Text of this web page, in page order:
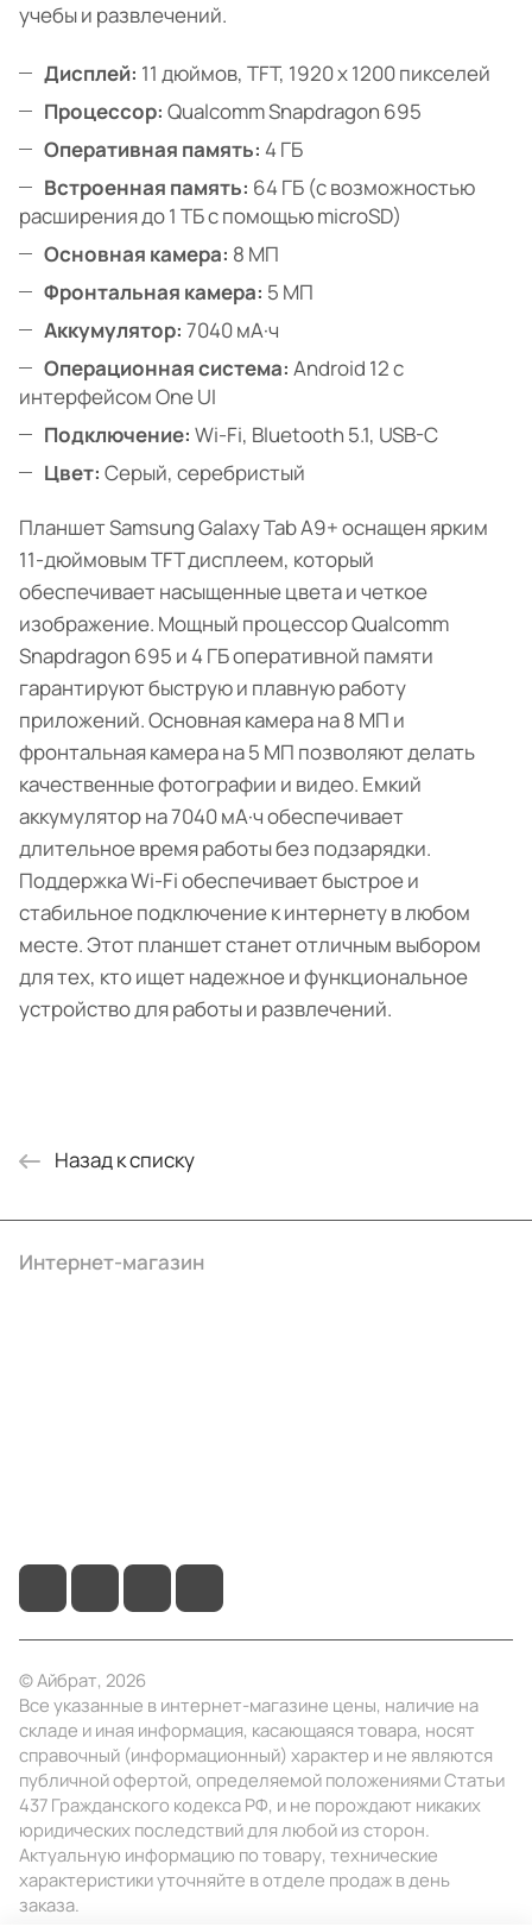
учебы и развлечений.
Дисплей: 11 дюймов, TFT, 1920 x 1200 пикселей
Процессор: Qualcomm Snapdragon 695
Оперативная память: 4 ГБ
Встроенная память: 64 ГБ (с возможностью
расширения до 1 ТБ с помощью microSD)
Основная камера: 8 МП
Фронтальная камера: 5 МП
Аккумулятор: 7040 мА·ч
Операционная система: Android 12 с
интерфейсом One UI
Подключение: Wi-Fi, Bluetooth 5.1, USB-C
Цвет: Серый, серебристый
Планшет Samsung Galaxy Tab A9+ оснащен ярким
11-дюймовым TFT дисплеем, который
обеспечивает насыщенные цвета и четкое
изображение. Мощный процессор Qualcomm
Snapdragon 695 и 4 ГБ оперативной памяти
гарантируют быструю и плавную работу
приложений. Основная камера на 8 МП и
фронтальная камера на 5 МП позволяют делать
качественные фотографии и видео. Емкий
аккумулятор на 7040 мА·ч обеспечивает
длительное время работы без подзарядки.
Поддержка Wi-Fi обеспечивает быстрое и
стабильное подключение к интернету в любом
месте. Этот планшет станет отличным выбором
для тех, кто ищет надежное и функциональное
устройство для работы и развлечений.
Назад к списку
Интернет-магазин
© Айбрат, 2026
Все указанные в интернет-магазине цены, наличие на
складе и иная информация, касающаяся товара, носят
справочный (информационный) характер и не являются
публичной офертой, определяемой положениями Статьи
437 Гражданского кодекса РФ, и не порождают никаких
юридических последствий для любой из сторон.
Актуальную информацию по товару, технические
характеристики уточняйте в отделе продаж в день
заказа.